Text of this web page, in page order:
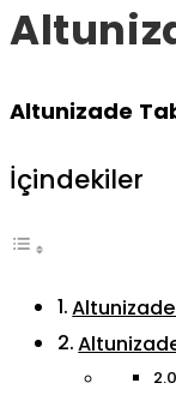
Altunizade
İçindekiler